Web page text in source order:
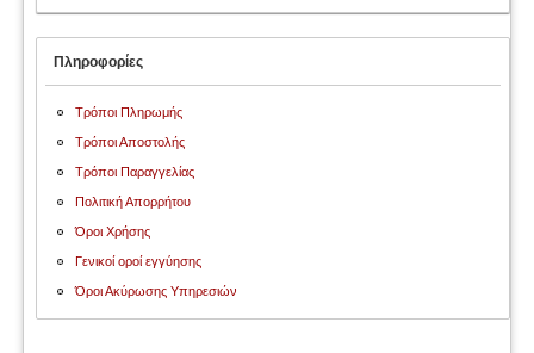
Πληροφορίες
Τρόποι Πληρωμής
Τρόποι Αποστολής
Τρόποι Παραγγελίας
Πολιτική Απορρήτου
Όροι Χρήσης
Γενικοί οροί εγγύησης
Όροι Ακύρωσης Υπηρεσιών